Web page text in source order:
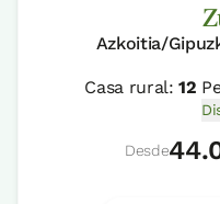
Azkoitia/
Casa rural:12
Desde